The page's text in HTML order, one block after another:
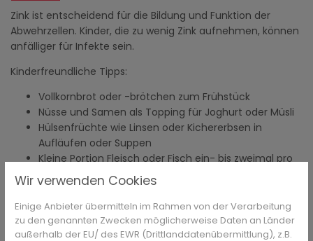
Zink ist entscheidend für die Bildung und Funktion der
Abwehrzellen. Kinder, die zu wenig Zink aufnehmen, können
anfälliger für Infekte sein.
Kinderfreundliche Tipps:
Vollkornbrot oder -brötchen zum Frühstück
Nüsse und Samen als Topping für Joghurt oder Müsli
Hülsenfrüchte wie Linsen oder Kichererbsen in
Aufläufen oder Suppen
Kleine Portion Fleisch oder Fisch ein- bis zweimal pro
Warum wichtig: Zink unterstützt nicht nur die Abwehrzellen,
sondern auch die Wundheilung und das Wachstum.
Weitere Nährstoffe für ein starkes
Wir verwenden Cookies
Einige Anbieter übermitteln im Rahmen von der Verarbeitung
zu den genannten Zwecken möglicherweise Daten an Länder
außerhalb der EU/ des EWR (Drittlanddatenübermittlung), z.B.